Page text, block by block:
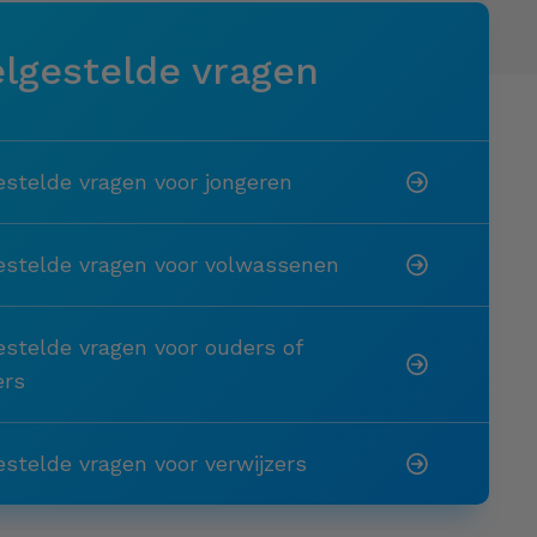
vragen
vragen voor jongeren
vragen voor volwassenen
vragen voor ouders of
vragen voor verwijzers